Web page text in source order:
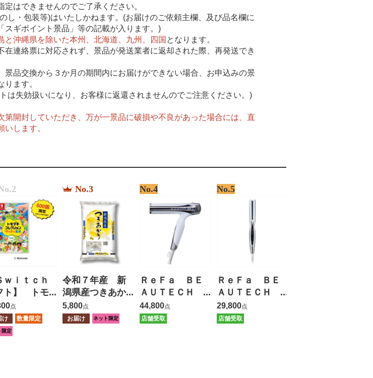
はできませんのでご了承ください。
し・包装等)はいたしかねます。(お届けのご依頼主欄、及び品名欄に
スギポイント景品」等の記載が入ります。)
と沖縄県を除いた本州、北海道、九州、四国 となります。
連絡票に対応されず、景品が発送業者に返却された際、再発送でき
景品交換から３か月の期間内にお届けができない場合、お申込みの景
ります。
は失効扱いになり、お客様に返還されませんのでご注意ください。)
第開封していただき、万が一景品に破損や不良があった場合には、直
いします。
ｗｉｔｃｈ
ト】 トモ
コレクショ
くわく生
点
け
数量限定
限定
No.3
令和７年産 新
潟県産つきあか
り ５ｋｇ
5,800点
お届け
ネット限定
No.4
ＲｅＦａ ＢＥ
ＡＵＴＥＣＨ
ＤＲＹＥＲ Ｓ
ＭＡＲＴ Ｗ
44,800点
店舗受取
No.5
ＲｅＦａ ＢＥ
ＡＵＴＥＣＨ
ＳＴＲＡＩＧＨ
Ｔ ＩＲＯＮ
29,800点
店舗受取